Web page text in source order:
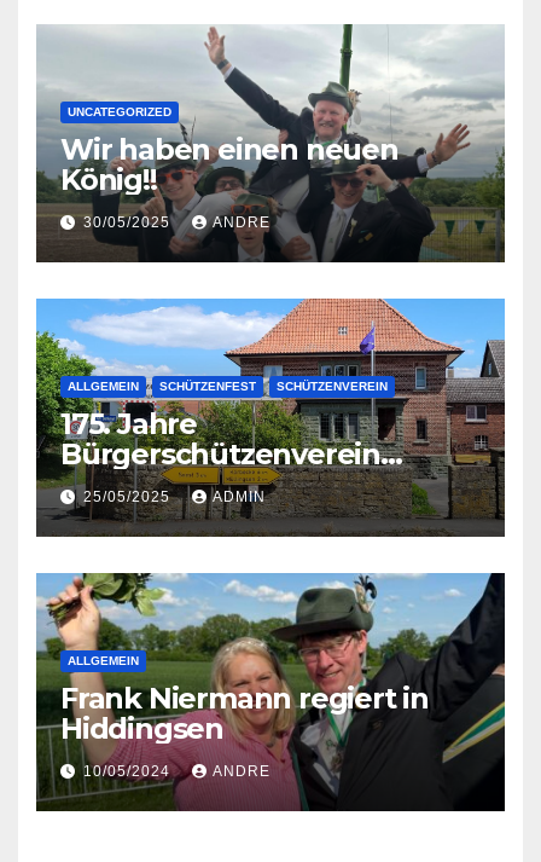
UNCATEGORIZED
Wir haben einen neuen
König!!
30/05/2025 ANDRE
ALLGEMEIN SCHÜTZENFEST SCHÜTZENVEREIN
175. Jahre
Bürgerschützenverein
Ruploh-Hiddingsen-
Lendringsen-Soest
25/05/2025 ADMIN
ALLGEMEIN
Frank Niermann regiert in
Hiddingsen
10/05/2024 ANDRE